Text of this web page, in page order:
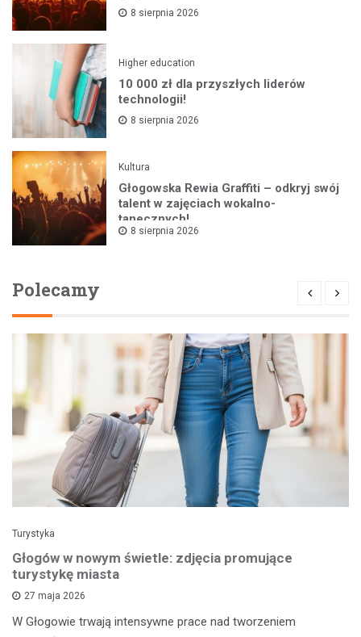
8 sierpnia 2026
Higher education
10 000 zł dla przyszłych liderów
technologii!
8 sierpnia 2026
Kultura
Głogowska Rewia Graffiti – odkryj swój
talent w zajęciach wokalno-
tanecznych!
8 sierpnia 2026
Polecamy
Turystyka
Głogów w nowym świetle: zdjęcia promujące
turystykę miasta
27 maja 2026
W Głogowie trwają intensywne prace nad tworzeniem